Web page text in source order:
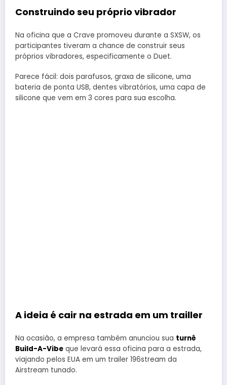
Construindo seu próprio vibrador
Na oficina que a Crave promoveu durante a SXSW, os
participantes tiveram a chance de construir seus
próprios vibradores, especificamente o Duet.
Parece fácil: dois parafusos, graxa de silicone, uma
bateria de ponta USB, dentes vibratórios, uma capa de
silicone que vem em 3 cores para sua escolha.
A ideia é cair na estrada em um trailler
Na ocasião, a empresa também anunciou sua turnê
Build-A-Vibe que levará essa oficina para a estrada,
viajando pelos EUA em um trailer 196stream da
Airstream tunado.